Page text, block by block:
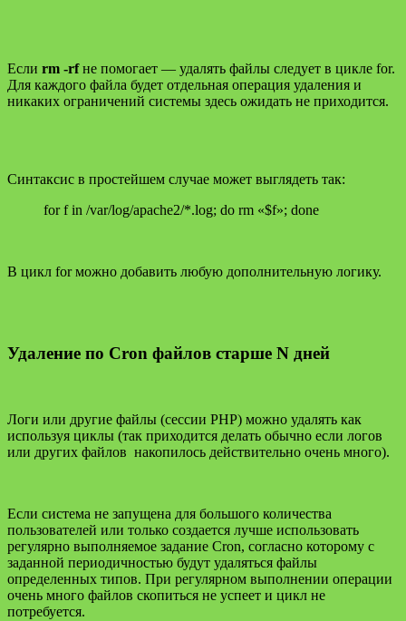
Если rm -rfне помогает — удалять файлы следует в цикле for.
Для каждого файла будет отдельная операция удаления и
никаких ограничений системы здесь ожидать не приходится.
Синтаксис в простейшем случае может выглядеть так:
for f in /var/log/apache2/*.log; do rm «$f»; done
В цикл for можно добавить любую дополнительную логику.
Удаление по Cron файлов старше N дней
Логи или другие файлы (сессии РНР) можно удалять как
используя циклы (так приходится делать обычно если логов
или других файлов накопилось действительно очень много).
Если система не запущена для большого количества
пользователей или только создается лучше использовать
регулярно выполняемое задание Cron, согласно которому с
заданной периодичностью будут удаляться файлы
определенных типов. При регулярном выполнении операции
очень много файлов скопиться не успеет и цикл не
потребуется.